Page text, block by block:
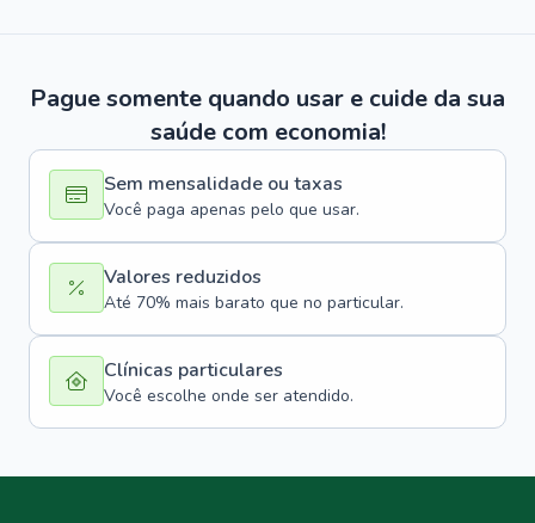
Pague somente quando usar e cuide da sua
saúde com economia!
Sem mensalidade ou taxas
Você paga apenas pelo que usar.
Valores reduzidos
Até 70% mais barato que no particular.
Clínicas particulares
Você escolhe onde ser atendido.